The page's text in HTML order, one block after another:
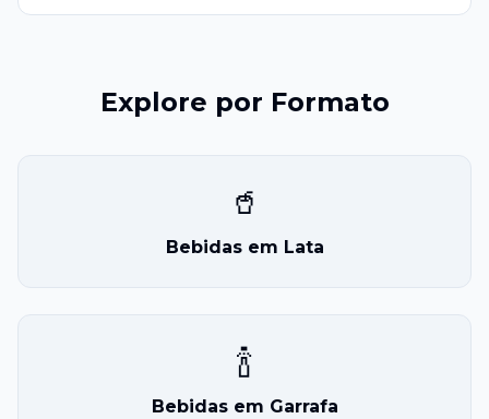
Explore por Formato
🥤
Bebidas em Lata
🍾
Bebidas em Garrafa